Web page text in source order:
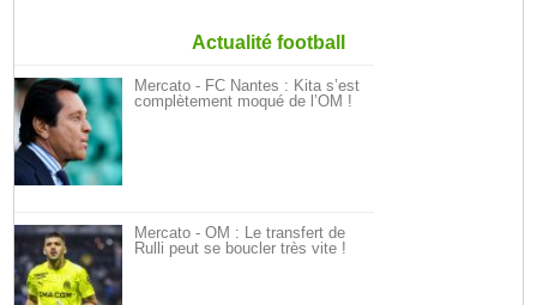
Actualité football
Mercato - FC Nantes : Kita s’est
complètement moqué de l’OM !
Mercato - OM : Le transfert de
Rulli peut se boucler très vite !